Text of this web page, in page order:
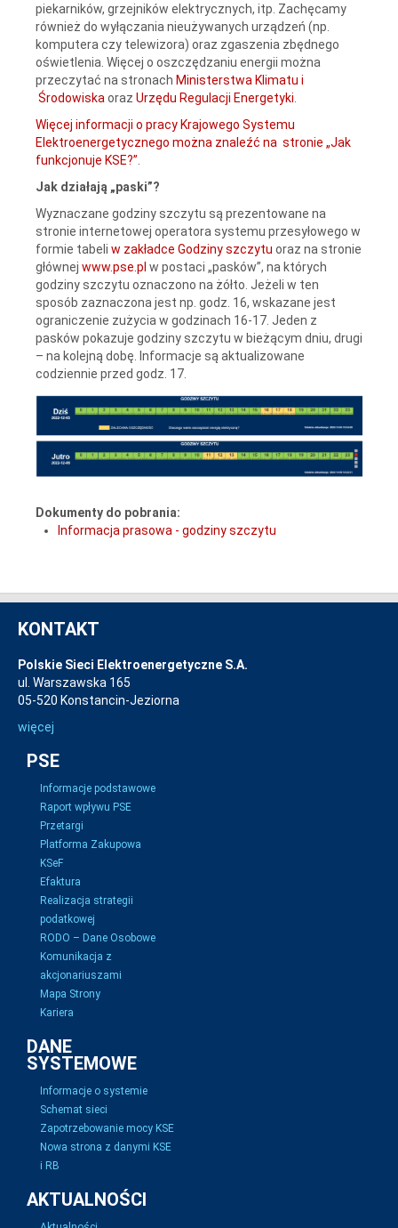
piekarników, grzejników elektrycznych, itp. Zachęcamy
również do wyłączania nieużywanych urządzeń (np.
komputera czy telewizora) oraz zgaszenia zbędnego
oświetlenia. Więcej o oszczędzaniu energii można
przeczytać na stronach Ministerstwa Klimatu i
Środowiska oraz Urzędu Regulacji Energetyki
Więcej informacji o pracy Krajowego Systemu
Elektroenergetycznego można znaleźć na stronie „Jak
funkcjonuje KSE?”
Jak działają „paski”?
Wyznaczane godziny szczytu są prezentowane na
stronie internetowej operatora systemu przesyłowego w
formie tabeli w zakładce Godziny szczytu oraz na stronie
głównej www.pse.pl w postaci „pasków”, na których
godziny szczytu oznaczono na żółto. Jeżeli w ten
sposób zaznaczona jest np. godz. 16, wskazane jest
ograniczenie zużycia w godzinach 16-17. Jeden z
pasków pokazuje godziny szczytu w bieżącym dniu, drugi
– na kolejną dobę. Informacje są aktualizowane
codziennie przed godz. 17.
Dokumenty do pobrania:
Informacja prasowa - godziny szczytu
KONTAKT
Polskie Sieci Elektroenergetyczne S.A.
ul. Warszawska 165
05-520 Konstancin-Jeziorna
więcej
PSE
Informacje podstawowe
Raport wpływu PSE
Przetargi
Platforma Zakupowa
KSeF
Efaktura
Realizacja strategii
podatkowej
RODO – Dane Osobowe
Komunikacja z
akcjonariuszami
Mapa Strony
Kariera
DANE
SYSTEMOWE
Informacje o systemie
Schemat sieci
Zapotrzebowanie mocy KSE
Nowa strona z danymi KSE
i RB
AKTUALNOŚCI